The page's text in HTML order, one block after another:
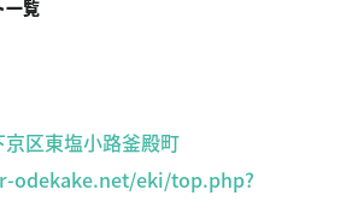
一覧
区東塩小路釜殿町
odekake.net/eki/top.php?